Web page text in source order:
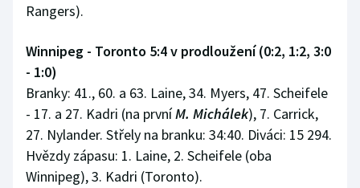
Rangers).
Winnipeg - Toronto 5:4 v prodloužení (0:2, 1:2, 3:0
- 1:0)
Branky: 41., 60. a 63. Laine, 34. Myers, 47. Scheifele
- 17. a 27. Kadri (na prvníM. Michálek), 7. Carrick,
27. Nylander. Střely na branku: 34:40. Diváci: 15 294.
Hvězdy zápasu: 1. Laine, 2. Scheifele (oba
Winnipeg), 3. Kadri (Toronto).